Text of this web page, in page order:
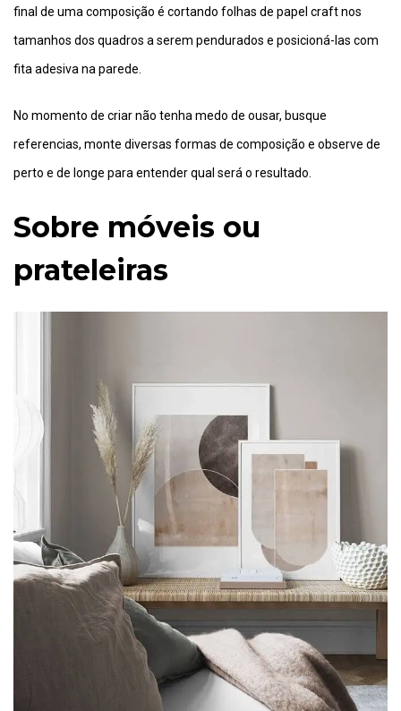
final de uma composição é cortando folhas de papel craft nos
tamanhos dos quadros a serem pendurados e posicioná-las com
fita adesiva na parede.
No momento de criar não tenha medo de ousar, busque
referencias, monte diversas formas de composição e observe de
perto e de longe para entender qual será o resultado.
Sobre móveis ou
prateleiras